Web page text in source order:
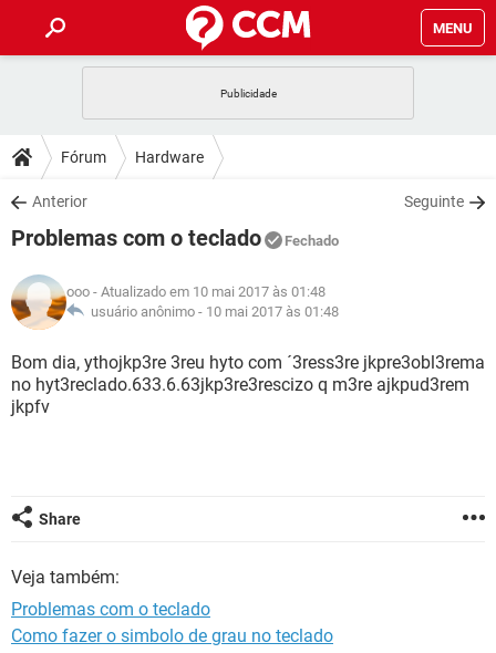
MENU
CELULAR
OUTLOOK
INSTAGRAM GMAIL
GUIA DE COMPRAS
DICAS
JOGOS
INSTAGRAM GMAIL
GUIA DE COMPRAS
DOWNLOADS
JOGOS WHATSAPP
CELULAR
OUTLOOK EXCEL
INSTAGRAM GMAIL
GUIA DE COMPRAS
JOGOS WHATSAPP
CELULAR
OUTLOOK EXCEL
INSTAGRAM
GLOSSÁRIO
JOGOS WHATSAPP
CELULAR FACEBOOK
GUIA DE COMPRAS
Fórum Hardware
Anterior Seguinte
Problemas com o teclado Fechado
ooo - Atualizado em 10 mai 2017 às 01:48
usuário anônimo - 10 mai 2017 às 01:48
Bom dia, ythojkp3re 3reu hyto com ´3ress3re jkpre3obl3rema
no hyt3reclado.633.6.63jkp3re3rescizo q m3re ajkpud3rem
jkpfv
Share
Veja também:
Problemas com o teclado
Como fazer o simbolo de grau no teclado